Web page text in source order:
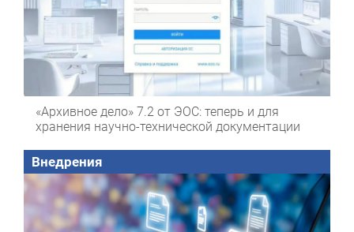
«Архивное дело» 7.2 от ЭОС: теперь и для
хранения научно-технической документации
Внедрения